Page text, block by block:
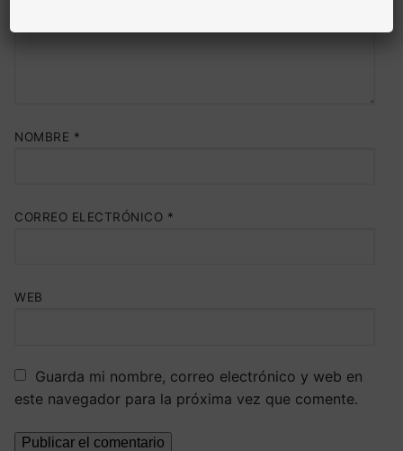
NOMBRE *
CORREO ELECTRÓNICO *
WEB
Guarda mi nombre, correo electrónico y web en
este navegador para la próxima vez que comente.